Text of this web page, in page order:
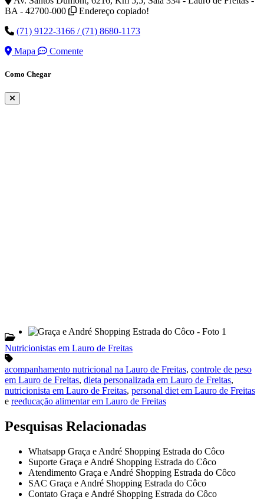
BA - 42700-000
Endereço copiado!
(71) 9122-3166 / (71) 8680-1173
Mapa
Comente
Como Chegar
Nutricionistas em Lauro de Freitas
acompanhamento nutricional na Lauro de Freitas, controle de peso
em Lauro de Freitas, dieta personalizada em Lauro de Freitas,
nutricionista em Lauro de Freitas, personal diet em Lauro de Freitas
e reeducação alimentar em Lauro de Freitas
Pesquisas Relacionadas
Whatsapp Graça e André Shopping Estrada do Côco
Suporte Graça e André Shopping Estrada do Côco
Atendimento Graça e André Shopping Estrada do Côco
SAC Graça e André Shopping Estrada do Côco
Contato Graça e André Shopping Estrada do Côco